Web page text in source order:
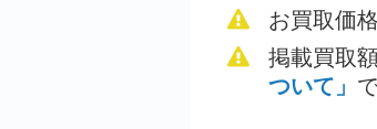
NO.1
お買
お買取価
掲載買取
ついて」